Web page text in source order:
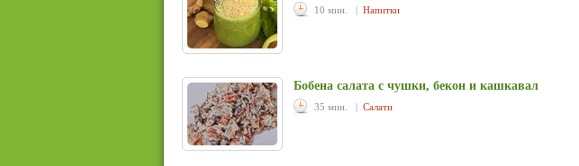
10 мин. | Напитки
Бобена салата с чушки, бекон и кашкавал
35 мин. | Салати